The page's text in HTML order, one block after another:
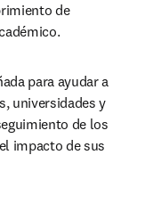
de
para ayudar a
universidades y
de los
impacto de sus